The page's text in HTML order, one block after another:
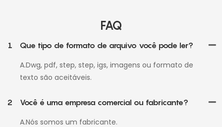
FAQ
1
Que tipo de formato de arquivo você pode ler?
A.Dwg, pdf, step, step, igs, imagens ou formato de
texto são aceitáveis.
2
Você é uma empresa comercial ou fabricante?
A.Nós somos um fabricante.